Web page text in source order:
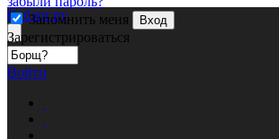
Запомнить меня
Вход
Зарегистрироваться
Кублог.ру
Войти